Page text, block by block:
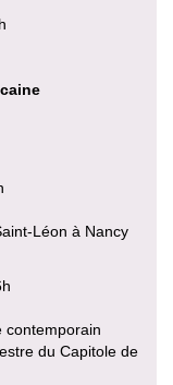
Léon à Nancy
contemporain
du Capitole de